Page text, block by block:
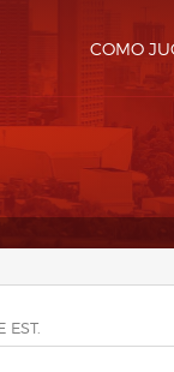
COMO
EST.